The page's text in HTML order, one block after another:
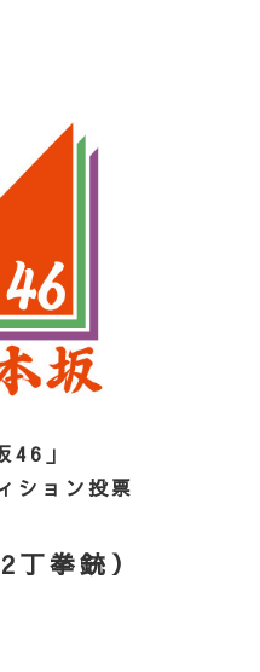
46」
ション投票
丁拳銃）